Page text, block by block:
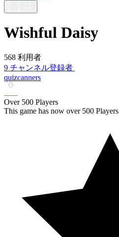
Wishful Daisy
568 利用者
9 チャンネル登録者
quizcanners
Over 500 Players
This game has now over 500 Players